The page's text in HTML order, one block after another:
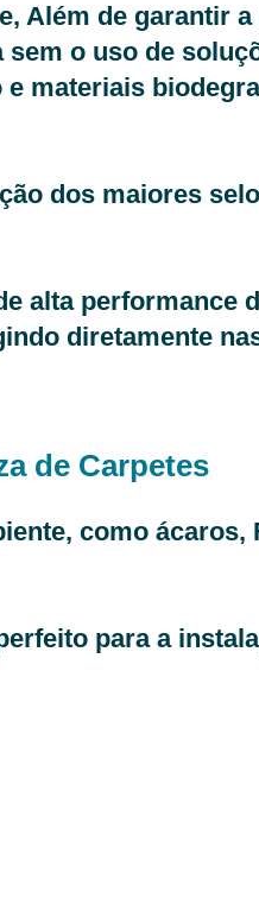
Além de garantir a
o uso de
materiais
dos maiores
alta performance
diretamente
de Carpetes
como ácaros,
para a